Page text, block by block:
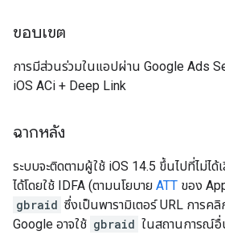
ขอบเขต
การมีส่วนร่วมในแอปผ่าน Google Ads
iOS ACi + Deep Link
ฉากหลัง
ระบบจะติดตามผู้ใช้ iOS 14.5 ขึ้นไปที่ไม่ได้
ได้โดยใช้ IDFA (ตามนโยบาย ATT ของ
gbraid ซึ่งเป็นพารามิเตอร์ URL การ
Google อาจใช้ gbraid ในสถานการณ์อื่